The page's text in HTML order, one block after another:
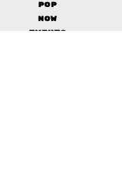
Pop
Now
Events